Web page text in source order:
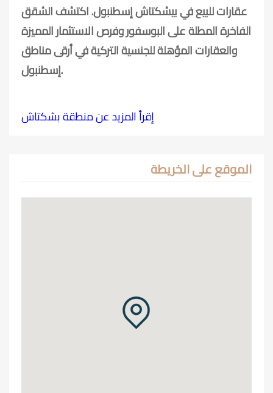
عقارات للبيع في بيشكتاش إسطنبول. اكتشف الشقق
الفاخرة المطلة على البوسفور وفرص الاستثمار المميزة
والعقارات المؤهلة للجنسية التركية في أرقى مناطق
إسطنبول.
إقرأ المزيد عن منطقة بشكتاش
الموقع على الخريطة